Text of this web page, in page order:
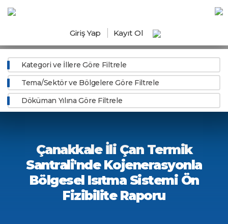
Giriş Yap Kayıt Ol
Kategori ve İllere Göre Filtrele
Tema/Sektör ve Bölgelere Göre Filtrele
Döküman Yılına Göre Filtrele
Çanakkale İli Çan Termik
Santrali'nde Kojenerasyonla
Bölgesel Isıtma Sistemi Ön
Fizibilite Raporu